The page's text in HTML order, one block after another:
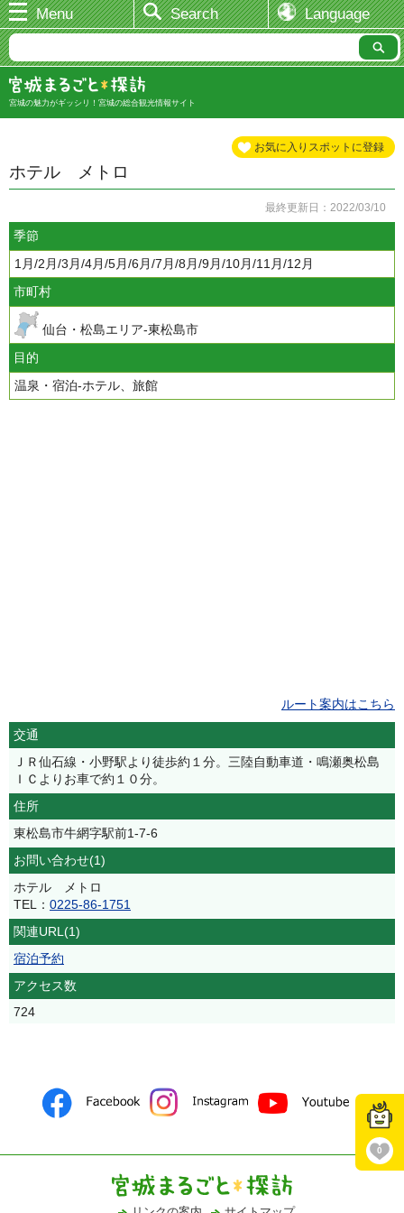
Menu Search Language
宮城の魅力がギッシリ！宮城の総合観光情報サイト
お気に入りスポットに登録
ホテル メトロ
最終更新日：2022/03/10
季節
1月/2月/3月/4月/5月/6月/7月/8月/9月/10月/11月/12月
市町村
仙台・松島エリア-東松島市
目的
温泉・宿泊-ホテル、旅館
ルート案内はこちら
交通
ＪＲ仙石線・小野駅より徒歩約１分。三陸自動車道・鳴瀬奥松島
ＩＣよりお車で約１０分。
住所
東松島市牛網字駅前1-7-6
お問い合わせ(1)
ホテル メトロ
TEL： 0225-86-1751
関連URL(1)
宿泊予約
アクセス数
724
0